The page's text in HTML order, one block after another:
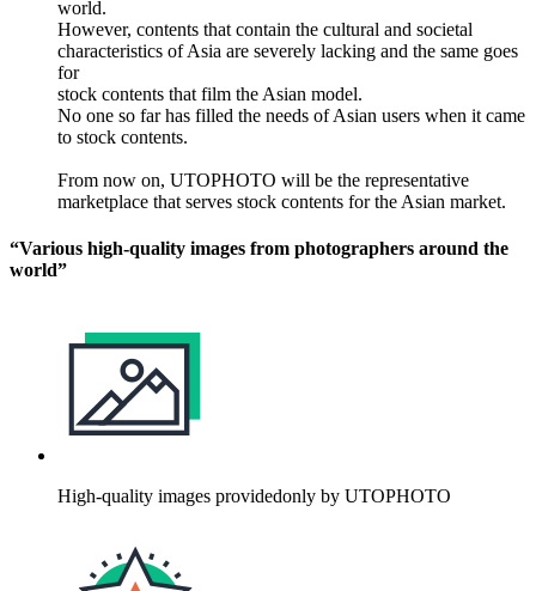
world.
However, contents that contain the cultural and societal
characteristics of Asia are severely lacking and the same goes
for
stock contents that film the Asian model.
No one so far has filled the needs of Asian users when it came
to stock contents.
From now on, UTOPHOTO will be the representative
marketplace that serves stock contents for the Asian market.
“Various high-quality images from photographers around the
world”
High-quality images providedonly by UTOPHOTO